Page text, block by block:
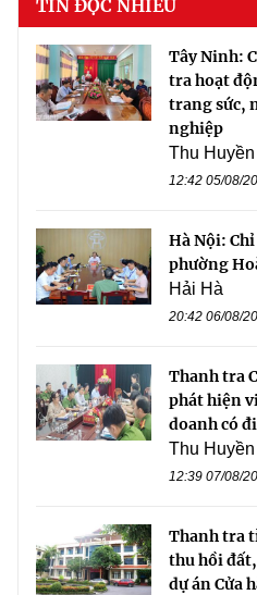
TIN ĐỌC NHIỀU
Tây Ninh:
tra hoạt
trang sức,
nghiệp
Thu Huyền
12:42 05/08/
Hà Nội:
phường
Hải Hà
20:42 06/08/
Thanh tra
phát hiện
doanh có
Thu Huyền
12:39 07/08/
Thanh tra
thu hồi
dự án Cửa